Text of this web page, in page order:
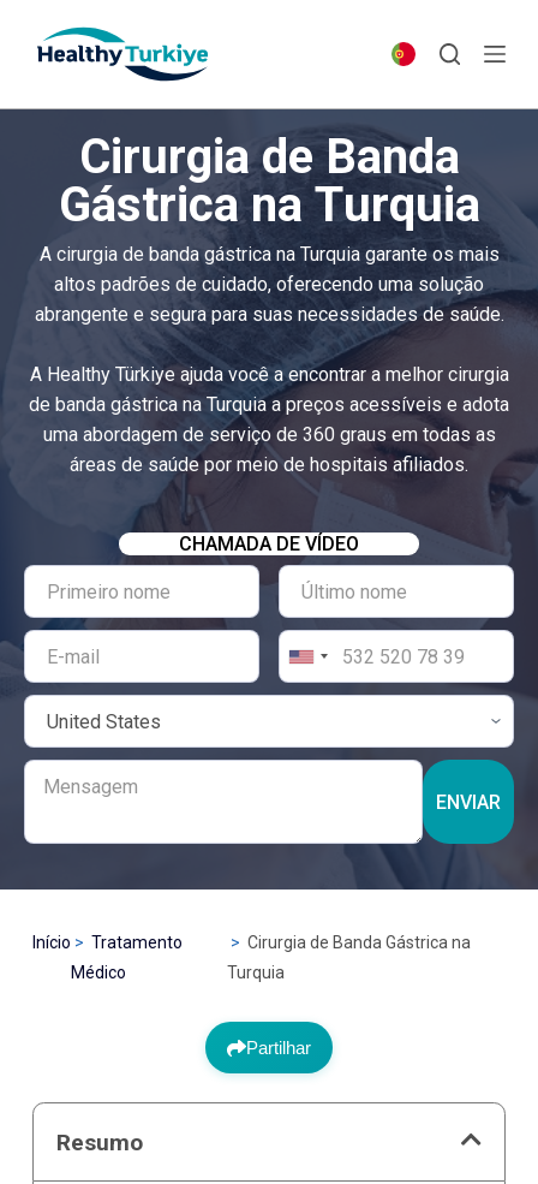
p
Cirurgia de Banda
Gástrica na Turquia
A cirurgia de banda gástrica na Turquia garante os mais
altos padrões de cuidado, oferecendo uma solução
abrangente e segura para suas necessidades de saúde.
A Healthy Türkiye ajuda você a encontrar a melhor cirurgia
de banda gástrica na Turquia a preços acessíveis e adota
uma abordagem de serviço de 360 graus em todas as
áreas de saúde por meio de hospitais afiliados.
CHAMADA DE VÍDEO
ENVIAR
Início
Tratamento
Médico
Cirurgia de Banda Gástrica na
Turquia
Partilhar
Resumo